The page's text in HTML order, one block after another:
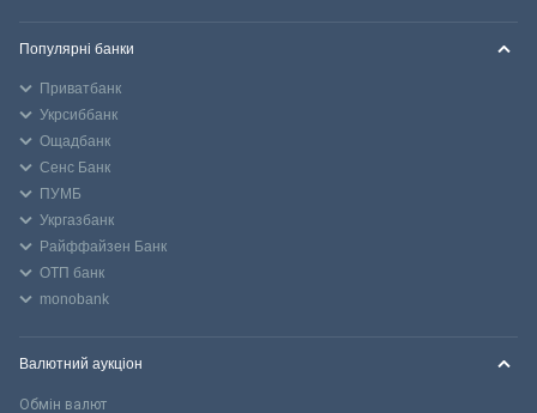
Популярні банки
Приватбанк
Укрсиббанк
Ощадбанк
Сенс Банк
ПУМБ
Укргазбанк
Райффайзен Банк
ОТП банк
monobank
Валютний аукціон
Обмін валют